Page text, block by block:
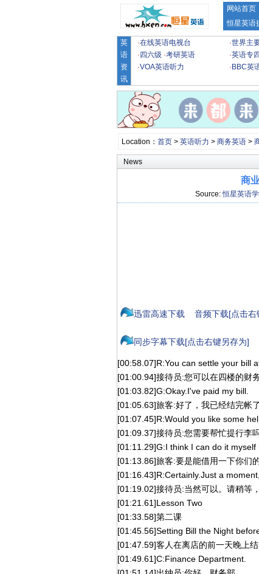
网站首页
恒星英语
英
语
资
讯
·在线英语电视台 ·世界主
· 四六级 ·考研英语 ·英语专四
·VOA英语听力 · BBC英
Location： 首页> 英语听力 > 商务英语>
News
商
Source:恒星英语
迅雷高速下载 音频下载[点击右
同步字幕下载[点击右键另存为]
[00:58.07]R:You can settle your bill
[01:00.94]接待员:您可以在四楼的财务
[01:03.82]G:Okay.I've paid my bill.
[01:05.63]旅客:好了，我已经结完帐了
[01:07.45]R:Would you like some
[01:09.37]接待员:您需要帮忙提行李
[01:11.29]G:I think I can do it myself
[01:13.86]旅客:要是能借用一下你们
[01:16.43]R:Certainly.Just a
[01:19.02]接待员:当然可以。请稍等
[01:21.61]Lesson Two
[01:33.58]第二课
[01:45.56]Setting Bill the Night
[01:47.59]客人在离店的前一天晚上
[01:49.61]C:Finance Department.